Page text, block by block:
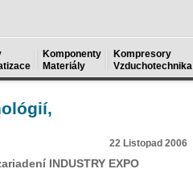
Komponenty
Materiály
Kompresory
Vzduchotechnika
22 Listopad 2006
INDUSTRY EXPO